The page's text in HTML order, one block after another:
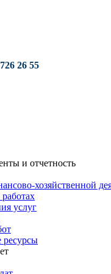
26 55
и отчетность
хозяйственной
услуг